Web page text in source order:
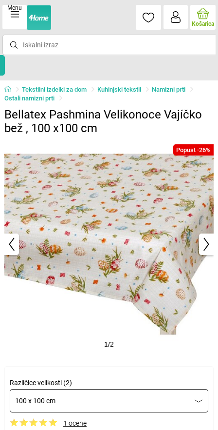
Menu
Košarica
Tekstilni izdelki za dom Kuhinjski tekstil
Namizni prti
Ostali namizni prti
Bellatex Pashmina Velikonoce Vajíčko
bež , 100 x100 cm
Popust -26%
1/2
Različice velikosti (2)
100 x 100 cm
1 ocene